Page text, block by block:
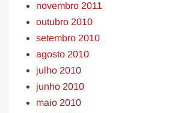
novembro 2011
outubro 2010
setembro 2010
agosto 2010
julho 2010
junho 2010
maio 2010